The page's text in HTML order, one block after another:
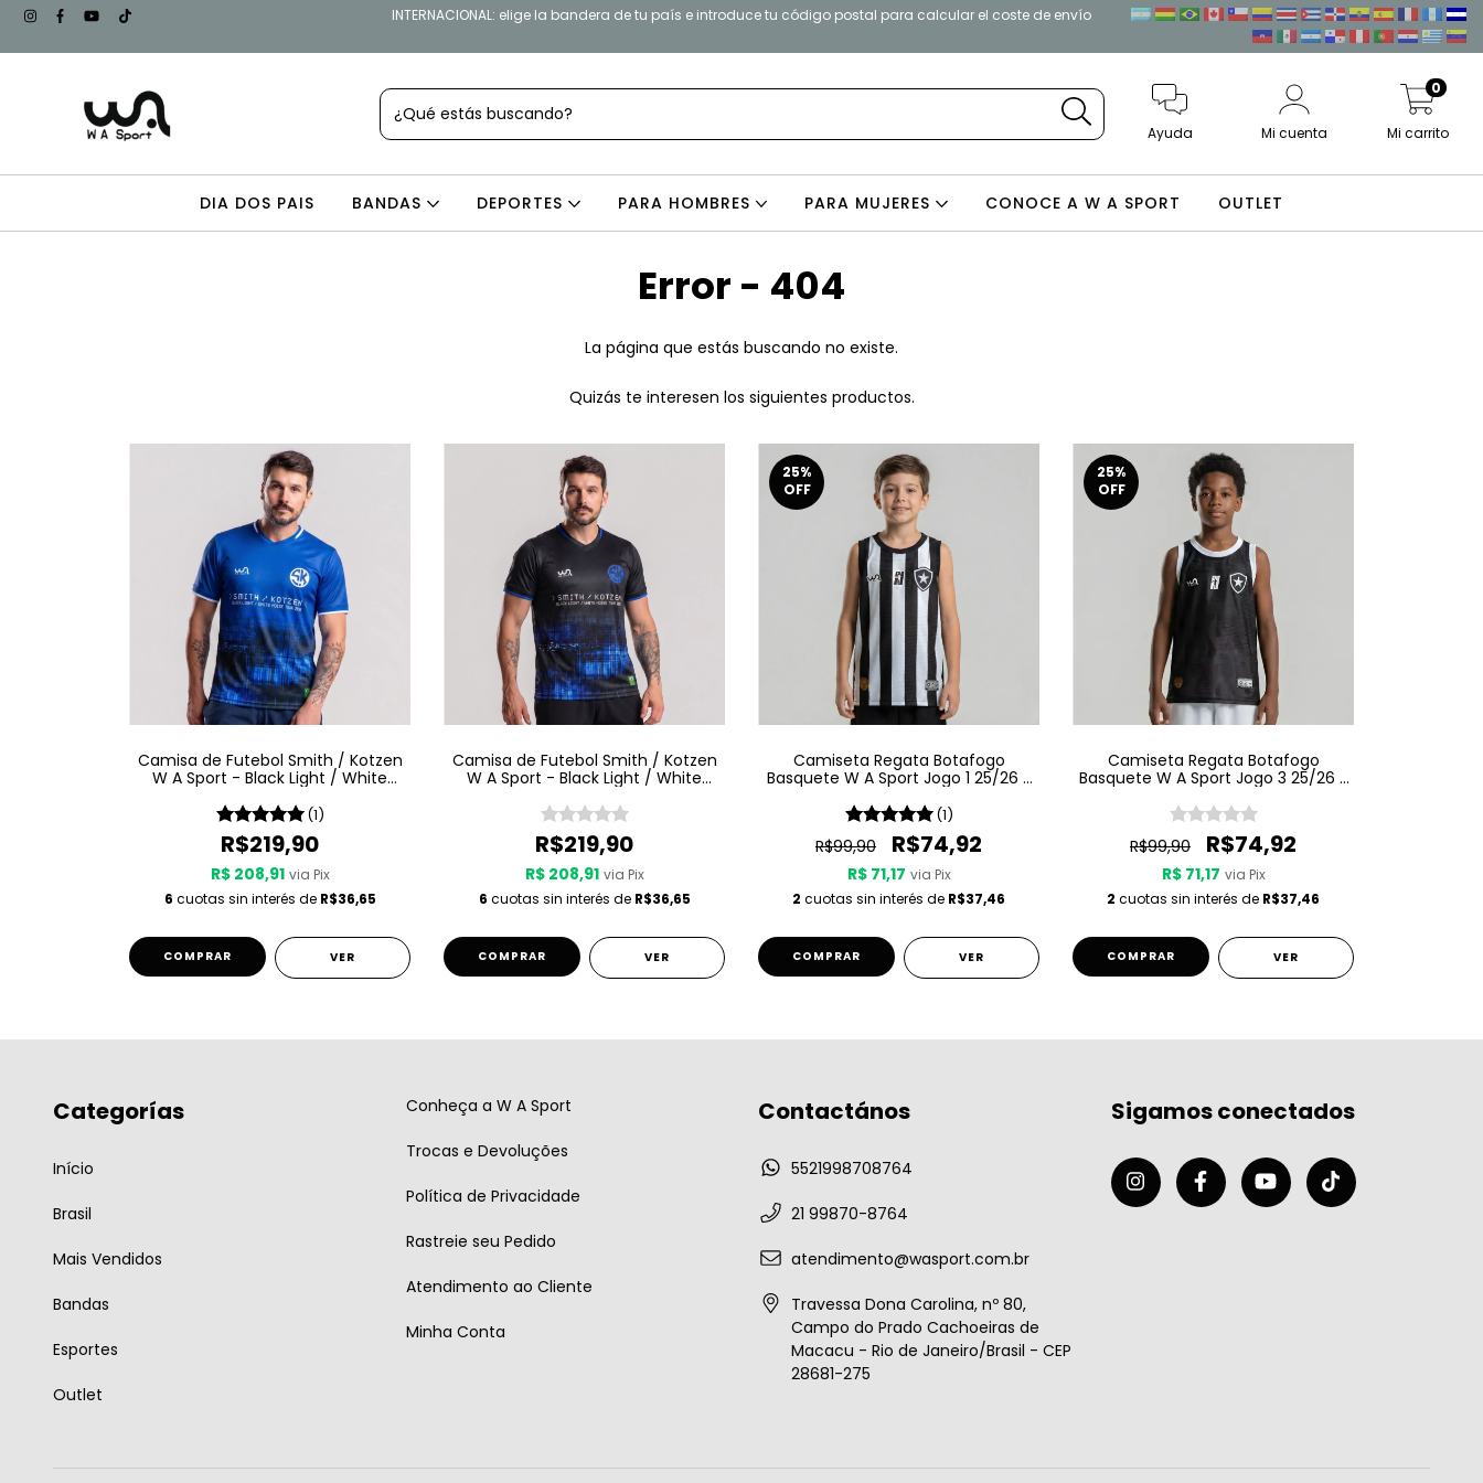
INTERNACIONAL: elige la bandera de tu país e introduce tu código postal para calcular el coste de envío
Ayuda Mi cuenta Mi carrito
0
DIA DOS PAIS BANDAS DEPORTES PARA HOMBRES PARA MUJERES CONOCE A W A SPORT OUTLET
Error - 404
La página que estás buscando no existe.
Quizás te interesen los siguientes productos.
Camisa de Futebol Smith / Kotzen
W A Sport - Black Light / White
(1)
R$219,90
R$ 208,91 via Pix
6 cuotas sin interés de R$36,65
COMPRAR VER
Camisa de Futebol Smith / Kotzen
W A Sport - Black Light / White
R$219,90
R$ 208,91 via Pix
6 cuotas sin interés de R$36,65
COMPRAR VER
25%
OFF
Camiseta Regata Botafogo
Basquete W A Sport Jogo 1 25/26 -
(1)
R$99,90 R$74,92
R$ 71,17 via Pix
2 cuotas sin interés de R$37,46
COMPRAR VER
25%
OFF
Camiseta Regata Botafogo
Basquete W A Sport Jogo 3 25/26 -
R$99,90 R$74,92
R$ 71,17 via Pix
2 cuotas sin interés de R$37,46
COMPRAR VER
Categorías
Início
Brasil
Mais Vendidos
Bandas
Esportes
Outlet
Conheça a W A Sport
Trocas e Devoluções
Política de Privacidade
Rastreie seu Pedido
Atendimento ao Cliente
Minha Conta
Contactános
5521998708764
21 99870-8764
atendimento@wasport.com.br
Travessa Dona Carolina, nº 80,
Campo do Prado Cachoeiras de
Macacu - Rio de Janeiro/Brasil - CEP
28681-275
Sigamos conectados